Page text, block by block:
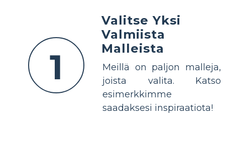
1
Valitse Yksi
Valmiista
Malleista
Meillä on paljon malleja,
joista valita. Katso
esimerkkimme
saadaksesi inspiraatiota!